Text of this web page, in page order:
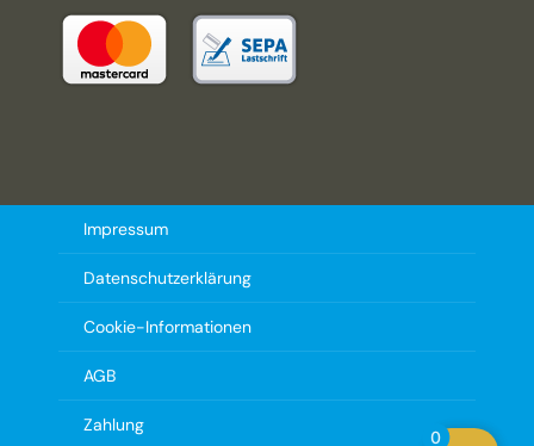
Impressum
Datenschutzerklärung
Cookie-Informationen
AGB
Zahlung
0